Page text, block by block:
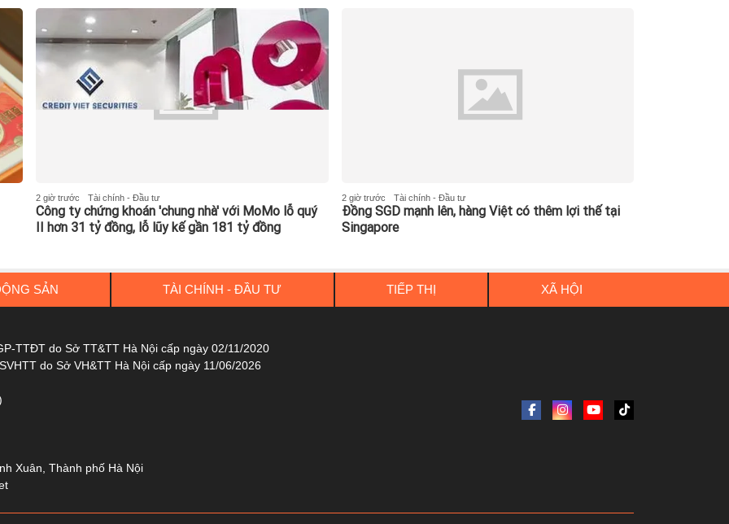
2 giờ trước Tài chính - Đầu tư
Công ty chứng khoán 'chung nhà' với MoMo lỗ quý
II hơn 31 tỷ đồng, lỗ lũy kế gần 181 tỷ đồng
2 giờ trước Tài chính - Đầu tư
Đồng SGD mạnh lên, hàng Việt có thêm lợi thế tại
Singapore
SẢN TÀI CHÍNH - ĐẦU TƯ TIẾP THỊ XÃ HỘI
TTĐT do Sở TT&TT Hà Nội cấp ngày 02/11/2020
do Sở VH&TT Hà Nội cấp ngày 11/06/2026
Xuân, Thành phố Hà Nội